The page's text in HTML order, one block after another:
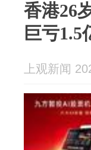
香港26
巨亏1.5
上观新闻